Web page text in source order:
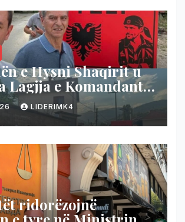
e Hysni Shaqirit u
Lagjja e Komandant
LIDERIMK4
ridorëzojnë